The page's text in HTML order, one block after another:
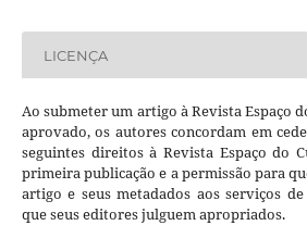
LICENÇA
Ao submeter um artigo à Revista Espaço
aprovado, os autores concordam em
seguintes direitos à Revista Espaço do
primeira publicação e a permissão para
artigo e seus metadados aos serviços
que seus editores julguem apropriados.